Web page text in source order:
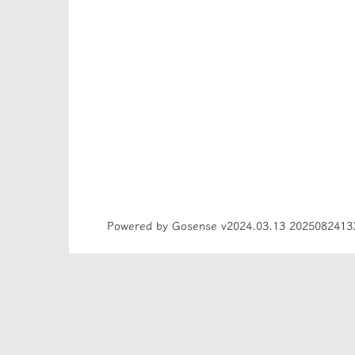
Powered by Gosense v2024.03.13